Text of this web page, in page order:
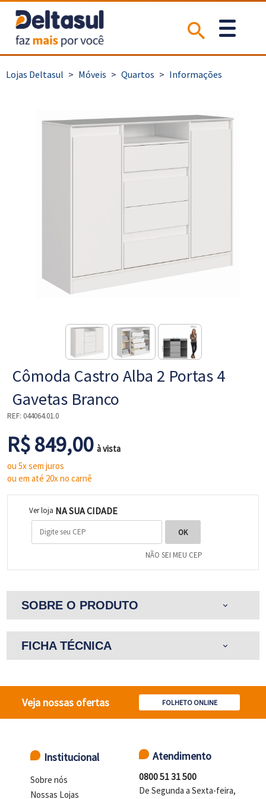
> Móveis > Quartos > Informações
Cômoda Castro Alba 2 Portas 4
Gavetas Branco
REF: 044064.01.0
R$ 849,00à vista
ou 5x sem juros
ou em até 20x no carnê
Ver loja NA SUA CIDADE
NÃO SEI MEU CEP
SOBRE O PRODUTO expand_more
FICHA TÉCNICA expand_more
Veja nossas ofertas FOLHETO ONLINE
Institucional
Sobre nós
Nossas Lojas
Atendimento
0800 51 31 500
De Segunda a Sexta-feira,